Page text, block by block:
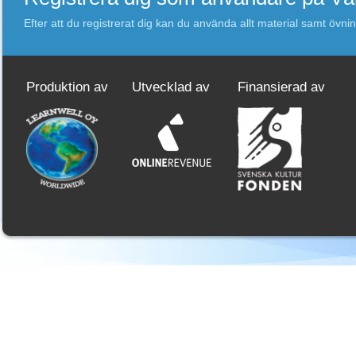
Efter att du registrerat dig kan du använda allt material samt
Produktion av Utvecklad av Finansierad av